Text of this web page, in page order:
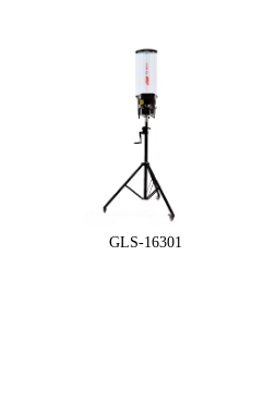
GLS-16301